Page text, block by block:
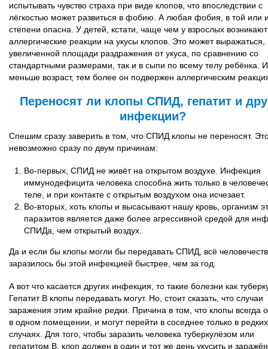
испытывать чувство страха при виде клопов, что впоследствии с
лёгкостью может развиться в фобию. А любая фобия, в той или
степени опасна. У детей, кстати, чаще чем у взрослых возникают
аллергические реакции на укусы клопов. Это может выражаться,
увеличенной площади раздражения от укуса, по сравнению со
стандартными размерами, так и в сыпи по всему телу ребёнка.
меньше возраст, тем более он подвержен аллергическим
Переносят ли клопы СПИД, гепатит и
инфекции?
Спешим сразу заверить в том, что СПИД клопы не переносят.
невозможно сразу по двум причинам:
Во-первых, СПИД не живёт на открытом воздухе. Инфекция
иммунодефицита человека способна жить только в
теле, и при контакте с открытым воздухом она исчезает.
Во-вторых, хоть клопы и высасывают нашу кровь, организм
паразитов является даже более агрессивной средой для
СПИДа, чем открытый воздух.
Да и если бы клопы могли бы передавать СПИД, всё
заразилось бы этой инфекцией быстрее, чем за год.
А вот что касается других инфекция, то такие болезни как
Гепатит B клопы передавать могут. Но, стоит сказать, что случаи
заражения этим крайне редки. Причина в том, что клопы всегда
в одном помещении, и могут перейти в соседнее только в редких
случаях. Для того, чтобы заразить человека туберкулёзом или
гепатитом В, клоп должен в один и тот же день укусить и